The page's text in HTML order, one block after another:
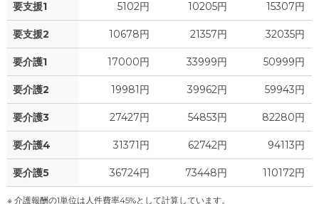
その他 0 万円
介護保険料 -
水道・光熱費 0 万円
上乗せ介護費 ? 0 万円
その他 0 万円
介護保険料 - 万円
要支援1 5102円 10205円 15307円
要支援2 10678円 21357円 32035円
要介護1 17000円 33999円 50999円
要介護2 19981円 39962円 59943円
要介護3 27427円 54853円 82280円
要介護4 31371円 62742円 94113円
要介護5 36724円 73448円 110172円
※ 介護報酬の1単位は人件費率45%として計算しています。